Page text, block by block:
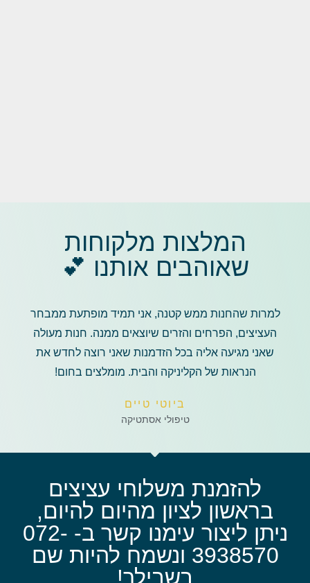
המלצות מלקוחות
שאוהבים אותנו 💕
למרות שהחנות ממש קטנה, אני תמיד מופתעת ממבחר
העציצים, הפרחים והזרים שיוצאים ממנה. חנות מעולה
שאני מגיעה אליה בכל הזדמנות שאני רוצה לחדש את
הנראות של הקליניקה והבית. מומלצים בחום!
ביוטי טיים
טיפולי אסתטיקה
להזמנת משלוחי עציצים
בראשון לציון מהיום להיום,
ניתן ליצור עימנו קשר ב- 072-
3938570 ונשמח להיות שם
בשבילך!